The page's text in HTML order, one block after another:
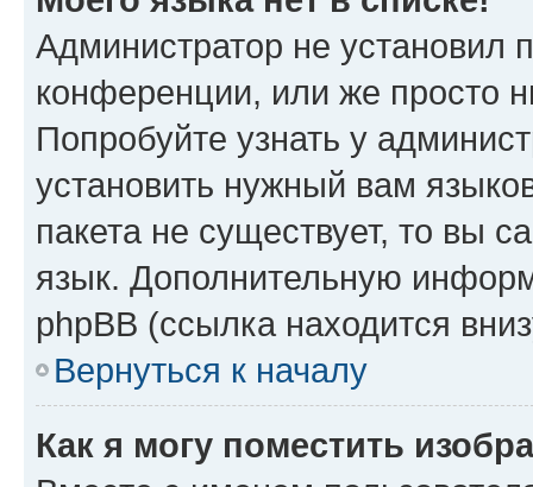
Администратор не установил
конференции, или же просто
Попробуйте узнать у
установить нужный вам
пакета не существует, то вы
язык. Дополнительную
phpBB (ссылка находится
Вернуться к началу
Как я могу поместить